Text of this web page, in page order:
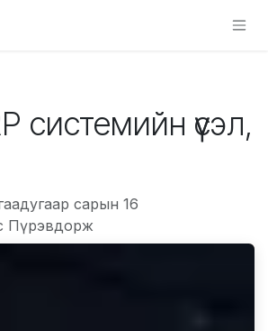
системийн үүсэл,
сарын 16
Пүрэвдорж